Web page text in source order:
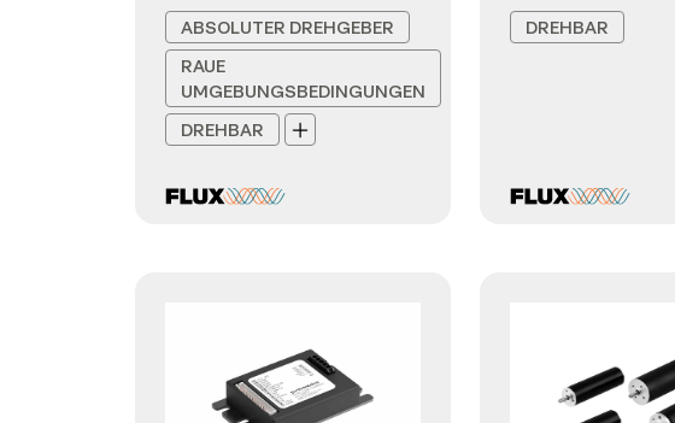
ABSOLUTER DREHGEBER
RAUE
UMGEBUNGSBEDINGUNGEN
DREHBAR
DREHBAR